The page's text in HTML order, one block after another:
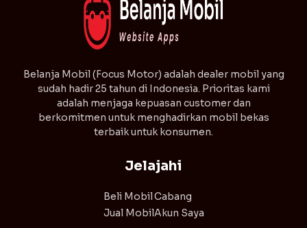
⁠Belanja Mobil (Focus Motor) adalah dealer mobil yang
sudah hadir 25 tahun di Indonesia. Prioritas kami
adalah menjaga kepuasan customer dan
berkomitmen untuk menghadirkan mobil bekas
terbaik untuk konsumen.
Jelajahi
Beli Mobil
Jual Mobil
Cabang
Akun Saya